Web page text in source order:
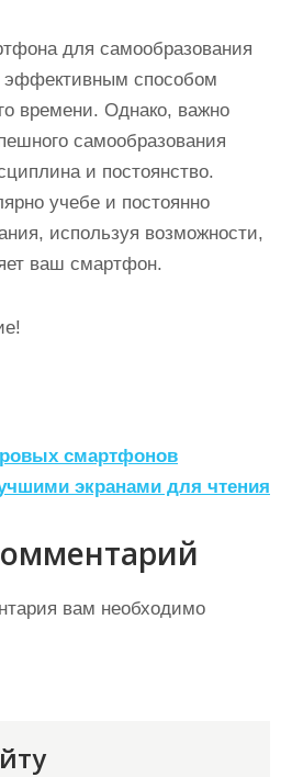
для самообразования
эффективным способом
времени. Однако, важно
самообразования
и постоянство.
учебе и постоянно
используя возможности,
ваш смартфон.
смартфонов
экранами для чтения
вам необходимо